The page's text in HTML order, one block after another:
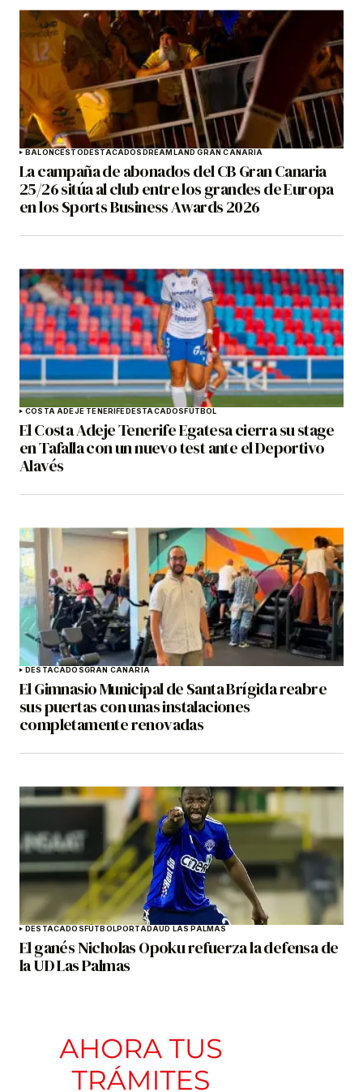
BALONCESTO DESTACADOS DREAMLAND GRAN CANARIA
La campaña de abonados del CB Gran Canaria
25/26 sitúa al club entre los grandes de Europa
en los Sports Business Awards 2026
COSTA ADEJE TENERIFE DESTACADOS FÚTBOL
El Costa Adeje Tenerife Egatesa cierra su stage
en Tafalla con un nuevo test ante el Deportivo
Alavés
DESTACADOSGRAN CANARIA
El Gimnasio Municipal de Santa Brígida reabre
sus puertas con unas instalaciones
completamente renovadas
DESTACADOS FÚTBOLPORTADAUD LAS PALMAS
El ganés Nicholas Opoku refuerza la defensa de
la UD Las Palmas